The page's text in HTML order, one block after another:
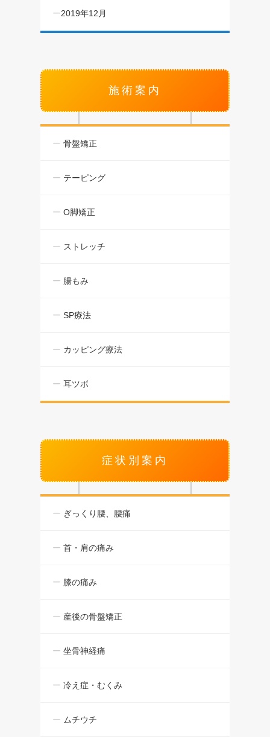
2019年12月
施術案内
骨盤矯正
テーピング
O脚矯正
ストレッチ
腸もみ
SP療法
カッピング療法
耳ツボ
症状別案内
ぎっくり腰、腰痛
首・肩の痛み
膝の痛み
産後の骨盤矯正
坐骨神経痛
冷え症・むくみ
ムチウチ